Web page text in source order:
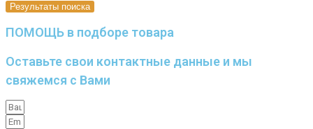
Результаты поиска
ПОМОЩЬ в подборе товара
Оставьте свои контактные данные и мы
свяжемся с Вами